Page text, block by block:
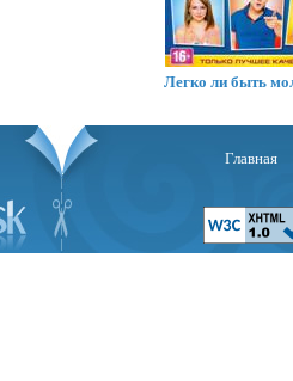
Легко ли быть
Главная